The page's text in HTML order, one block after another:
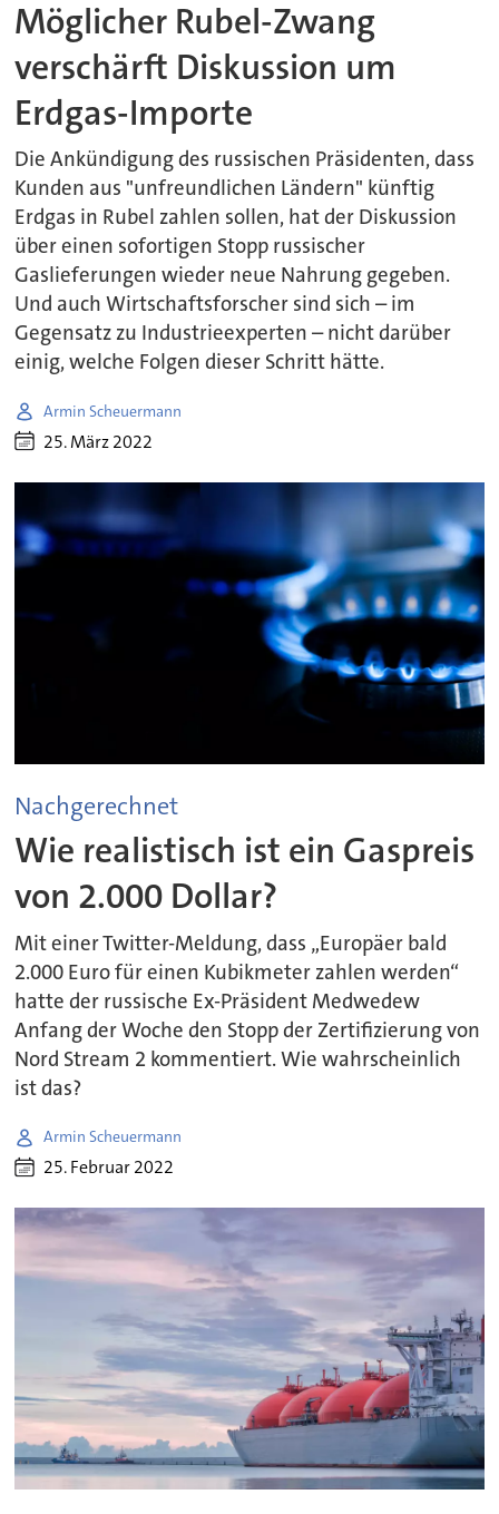
Möglicher Rubel-Zwang
verschärft Diskussion um
Erdgas-Importe
Die Ankündigung des russischen Präsidenten, dass
Kunden aus "unfreundlichen Ländern" künftig
Erdgas in Rubel zahlen sollen, hat der Diskussion
über einen sofortigen Stopp russischer
Gaslieferungen wieder neue Nahrung gegeben.
Und auch Wirtschaftsforscher sind sich – im
Gegensatz zu Industrieexperten – nicht darüber
einig, welche Folgen dieser Schritt hätte.
Armin Scheuermann
25. März 2022
Nachgerechnet
Wie realistisch ist ein Gaspreis
von 2.000 Dollar?
Mit einer Twitter-Meldung, dass „Europäer bald
2.000 Euro für einen Kubikmeter zahlen werden“
hatte der russische Ex-Präsident Medwedew
Anfang der Woche den Stopp der Zertifizierung von
Nord Stream 2 kommentiert. Wie wahrscheinlich
ist das?
Armin Scheuermann
25. Februar 2022